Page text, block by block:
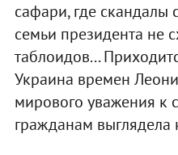
сафари, где скандалы
семьи президента не
таблоидов...
Украина времен
мирового уважения к
гражданам выглядела